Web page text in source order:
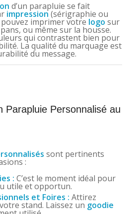
d’un parapluie se fait
impression (sérigraphie ou
imprimer votre logo sur
ou même sur la housse.
qui contrastent bien pour
La qualité du marquage est
du message.
Parapluie Personnalisé au
sont pertinents
:
: C’est le moment idéal pour
utile et opportun.
et Foires : Attirez
stand. Laissez un goodie